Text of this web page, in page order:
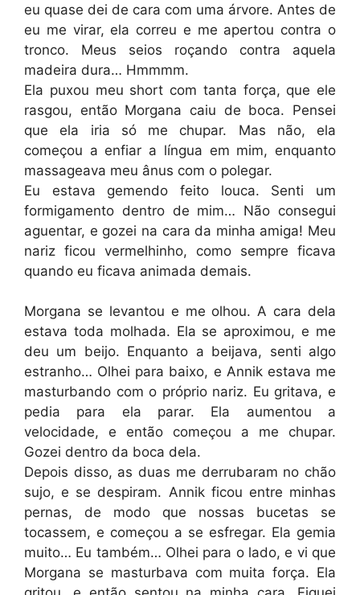
eu quase dei de cara com uma árvore. Antes de
eu me virar, ela correu e me apertou contra o
tronco. Meus seios roçando contra aquela
madeira dura… Hmmmm.
Ela puxou meu short com tanta força, que ele
rasgou, então Morgana caiu de boca. Pensei
que ela iria só me chupar. Mas não, ela
começou a enfiar a língua em mim, enquanto
massageava meu ânus com o polegar.
Eu estava gemendo feito louca. Senti um
formigamento dentro de mim… Não consegui
aguentar, e gozei na cara da minha amiga! Meu
nariz ficou vermelhinho, como sempre ficava
quando eu ficava animada demais.
Morgana se levantou e me olhou. A cara dela
estava toda molhada. Ela se aproximou, e me
deu um beijo. Enquanto a beijava, senti algo
estranho… Olhei para baixo, e Annik estava me
masturbando com o próprio nariz. Eu gritava, e
pedia para ela parar. Ela aumentou a
velocidade, e então começou a me chupar.
Gozei dentro da boca dela.
Depois disso, as duas me derrubaram no chão
sujo, e se despiram. Annik ficou entre minhas
pernas, de modo que nossas bucetas se
tocassem, e começou a se esfregar. Ela gemia
muito… Eu também… Olhei para o lado, e vi que
Morgana se masturbava com muita força. Ela